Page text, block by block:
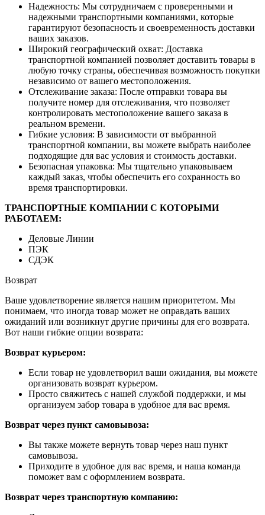
Надежность: Мы сотрудничаем с проверенными и
надежными транспортными компаниями, которые
гарантируют безопасность и своевременность доставки
ваших заказов.
Широкий географический охват: Доставка
транспортной компанией позволяет доставить товары в
любую точку страны, обеспечивая возможность покупки
независимо от вашего местоположения.
Отслеживание заказа: После отправки товара вы
получите номер для отслеживания, что позволяет
контролировать местоположение вашего заказа в
реальном времени.
Гибкие условия: В зависимости от выбранной
транспортной компании, вы можете выбрать наиболее
подходящие для вас условия и стоимость доставки.
Безопасная упаковка: Мы тщательно упаковываем
каждый заказ, чтобы обеспечить его сохранность во
время транспортировки.
ТРАНСПОРТНЫЕ КОМПАНИИ С КОТОРЫМИ
РАБОТАЕМ:
Деловые Линии
ПЭК
СДЭК
Возврат
Ваше удовлетворение является нашим приоритетом. Мы
понимаем, что иногда товар может не оправдать ваших
ожиданий или возникнут другие причины для его возврата.
Вот наши гибкие опции возврата:
Возврат курьером:
Если товар не удовлетворил ваши ожидания, вы можете
организовать возврат курьером.
Просто свяжитесь с нашей службой поддержки, и мы
организуем забор товара в удобное для вас время.
Возврат через пункт самовывоза:
Вы также можете вернуть товар через наш пункт
самовывоза.
Приходите в удобное для вас время, и наша команда
поможет вам с оформлением возврата.
Возврат через транспортную компанию: